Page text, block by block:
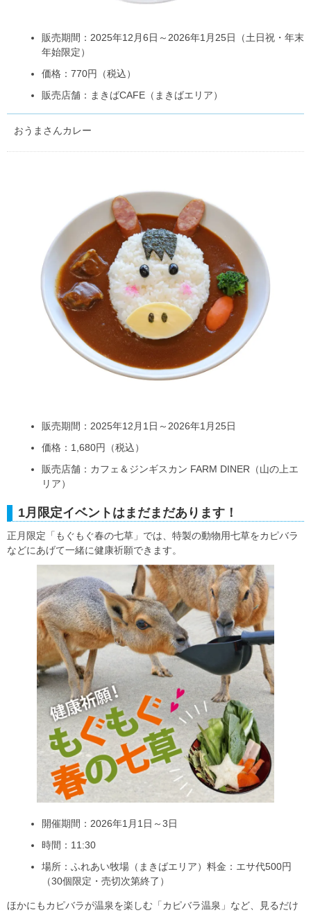
販売期間：2025年12月6日～2026年1月25日（土日祝・年末
年始限定）
価格：770円（税込）
販売店舗：まきばCAFE（まきばエリア）
おうまさんカレー
販売期間：2025年12月1日～2026年1月25日
価格：1,680円（税込）
販売店舗：カフェ＆ジンギスカン FARM DINER（山の上エ
リア）
1月限定イベントはまだまだあります！
正月限定「もぐもぐ春の七草」では、特製の動物用七草をカピバラ
などにあげて一緒に健康祈願できます。
開催期間：2026年1月1日～3日
時間：11:30
場所：ふれあい牧場（まきばエリア）料金：エサ代500円
（30個限定・売切次第終了）
ほかにもカピバラが温泉を楽しむ「カピバラ温泉」など、見るだけ